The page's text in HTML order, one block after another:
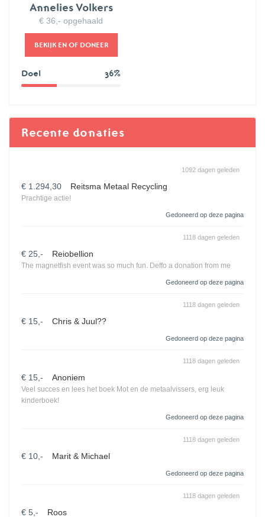
Annelies Volkers
€ 36,- opgehaald
BEKIJK EN OF DONEER
Doel 36%
36%
Recente donaties
€ 1.294,30 Reitsma Metaal Recycling
Prachtige actie!
1092 dagen geleden
Gedoneerd op deze pagina
€ 25,- Reiobellion
The magnetfish event was so much fun. Deffo a donation from me
1118 dagen geleden
Gedoneerd op deze pagina
€ 15,- Chris & Juul??
1118 dagen geleden
Gedoneerd op deze pagina
€ 15,- Anoniem
Veel succes en lees het boek Mot en de metaalvissers, erg leuk
kinderboek!
1118 dagen geleden
Gedoneerd op deze pagina
€ 10,- Marit & Michael
1118 dagen geleden
Gedoneerd op deze pagina
€ 5,- Roos
1118 dagen geleden